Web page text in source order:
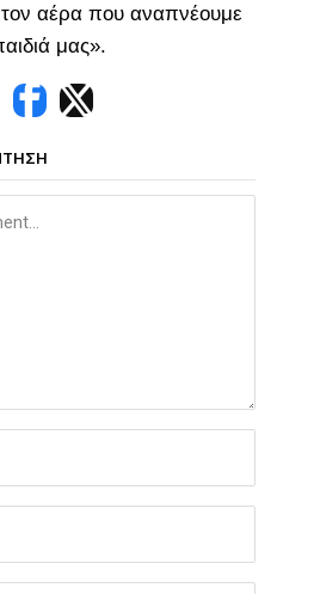
αέρα που αναπνέουμε
μας».